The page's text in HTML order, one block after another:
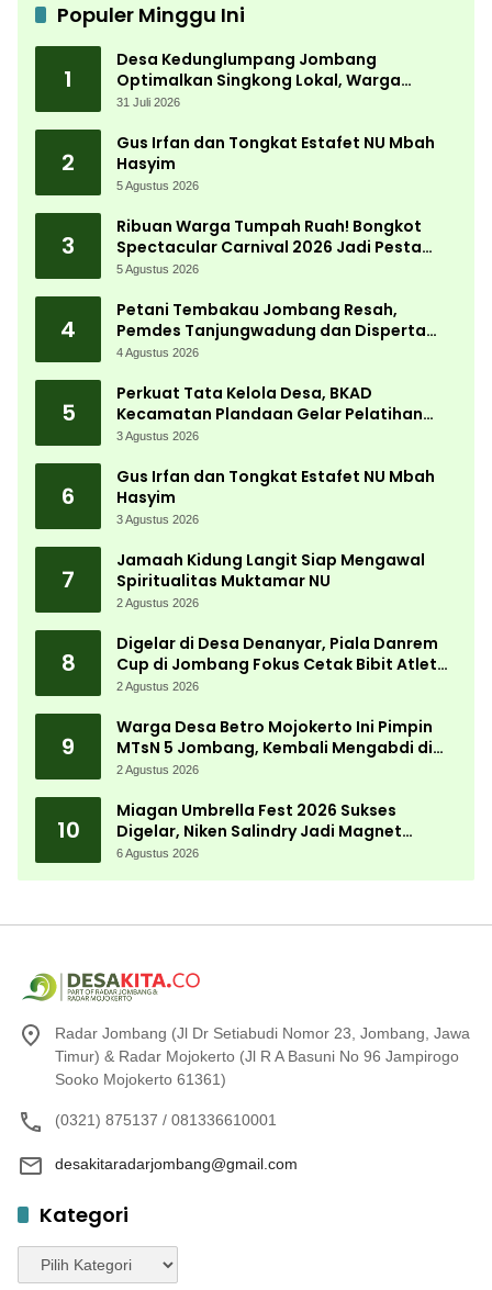
Populer Minggu Ini
1
Desa Kedunglumpang Jombang
Optimalkan Singkong Lokal, Warga
Diajari Produksi Tepung Mocaf
31 Juli 2026
2
Gus Irfan dan Tongkat Estafet NU Mbah
Hasyim
5 Agustus 2026
3
Ribuan Warga Tumpah Ruah! Bongkot
Spectacular Carnival 2026 Jadi Pesta
Kemerdekaan Terbesar di Peterongan
5 Agustus 2026
4
Petani Tembakau Jombang Resah,
Pemdes Tanjungwadung dan Disperta
Bergerak Cepat
4 Agustus 2026
5
Perkuat Tata Kelola Desa, BKAD
Kecamatan Plandaan Gelar Pelatihan
Aparatur Pemdes
3 Agustus 2026
6
Gus Irfan dan Tongkat Estafet NU Mbah
Hasyim
3 Agustus 2026
7
Jamaah Kidung Langit Siap Mengawal
Spiritualitas Muktamar NU
2 Agustus 2026
8
Digelar di Desa Denanyar, Piala Danrem
Cup di Jombang Fokus Cetak Bibit Atlet
Menembak Berprestasi
2 Agustus 2026
9
Warga Desa Betro Mojokerto Ini Pimpin
MTsN 5 Jombang, Kembali Mengabdi di
Almamater
2 Agustus 2026
10
Miagan Umbrella Fest 2026 Sukses
Digelar, Niken Salindry Jadi Magnet
Ribuan Pengunjung
6 Agustus 2026
Radar Jombang (Jl Dr Setiabudi Nomor 23, Jombang, Jawa
Timur) & Radar Mojokerto (Jl R A Basuni No 96 Jampirogo
Sooko Mojokerto 61361)
(0321) 875137 / 081336610001
desakitaradarjombang@gmail.com
Kategori
Kategori